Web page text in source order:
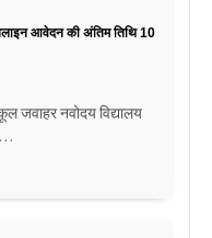
आवेदन की अंतिम तिथि 10
जवाहर नवोदय विद्यालय